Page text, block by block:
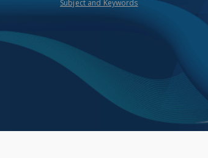
Subject and Keywords